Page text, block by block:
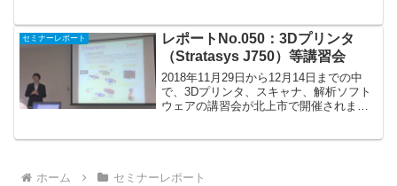
る高橋和樹氏をお招きし、3DCADでのエ
ラートラ...
セミナーレポート
レポートNo.050：3Dプリンタ
（Stratasys J750）等講習会
2018年11月29日から12月14日までの中
で、3Dプリンタ、スキャナ、解析ソフト
ウェアの講習会が北上市で開催されまし
ホーム
セミナーレポート